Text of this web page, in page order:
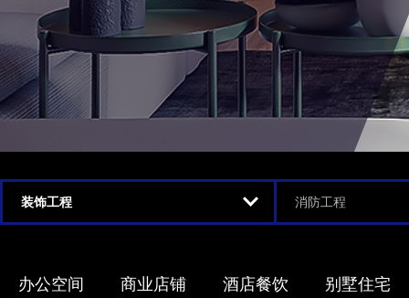
装饰工程 消防工程
办公空间 商业店铺 酒店餐饮 别墅住宅